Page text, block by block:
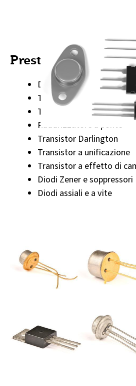
Prestazioni ex
Diodi
Transistor al germanio e
Tiristori (TRIAC, DIAC,
Raddrizzatore a ponte
Transistor Darlington
Transistor a unificazione
Transistor a effetto di
Diodi Zener e soppressori
Diodi assiali e a vite